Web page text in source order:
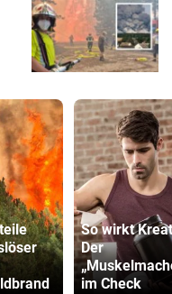
So wirkt
Der
im Check